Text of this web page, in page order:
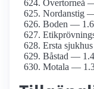
Övertorneå
Nordanstig
Boden — 1.6
Ersta
Båstad — 1.4
Motala —